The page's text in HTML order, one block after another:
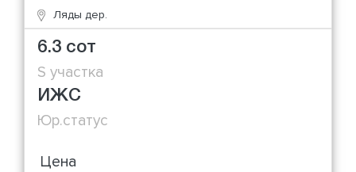
Ляды дер.
6.3 сот
S участка
ИЖС
Юр.статус
Цена